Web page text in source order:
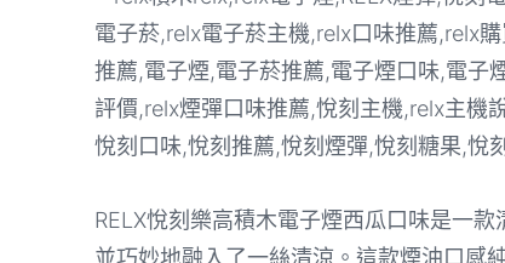
RELX悅刻樂高積木電子煙西瓜口味是一
並巧妙地融入了一絲清涼。這款煙油口感